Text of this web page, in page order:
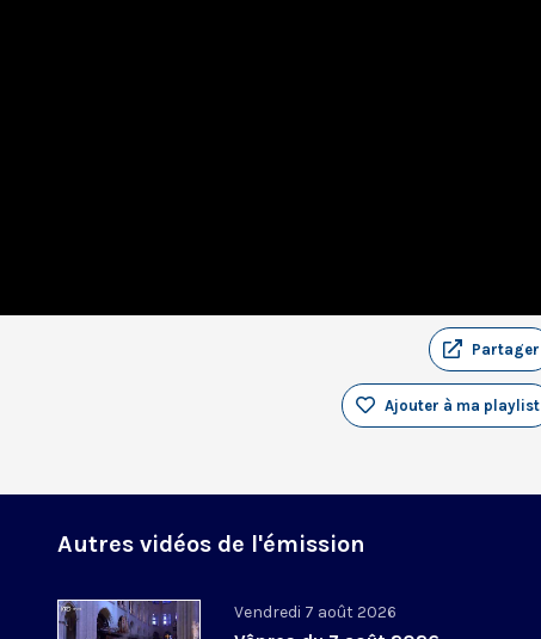
Partager
Ajouter à ma playlist
Autres vidéos de l'émission
Vendredi 7 août 2026